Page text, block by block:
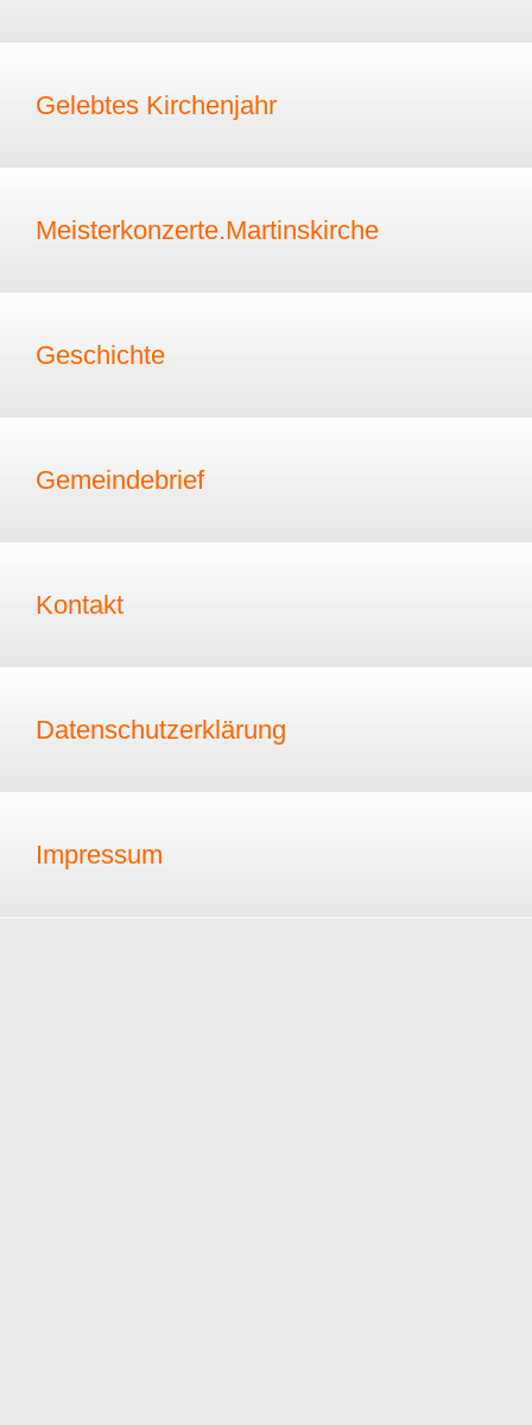
Gelebtes Kirchenjahr
Meisterkonzerte.Martinskirche
Geschichte
Gemeindebrief
Kontakt
Datenschutzerklärung
Impressum